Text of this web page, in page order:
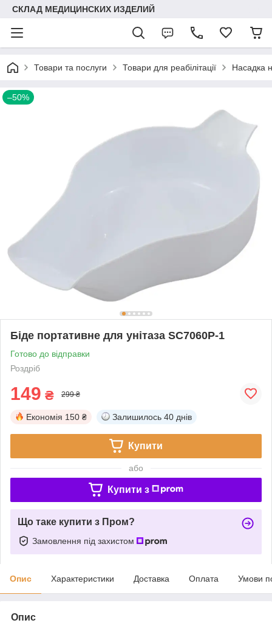
СКЛАД МЕДИЦИНСКИХ ИЗДЕЛИЙ
Товари та послуги Товари для реабілітації Насадка
–50%
Біде портативне для унітаза SC7060P-1
Готово до відправки
Роздріб
149 ₴ 299 ₴
Економія 150 ₴ Залишилось 40 днів
Купити
або
Купити з
Що таке купити з Пром?
Замовлення під захистом
Опис Характеристики Доставка Оплата Умови
Опис